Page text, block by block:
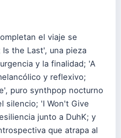
el viaje se
the Last', una pieza
y la finalidad; 'A
y reflexivo;
puro synthpop nocturno
silencio; 'I Won't Give
junto a DuhK; y
que atrapa al